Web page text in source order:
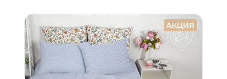
АКЦИЯ